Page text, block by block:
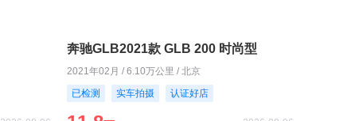
奔驰GLB2021款 GLB 200 时尚型
2021年02月 / 6.10万公里 / 北京
已检测
实车拍摄 认证好店